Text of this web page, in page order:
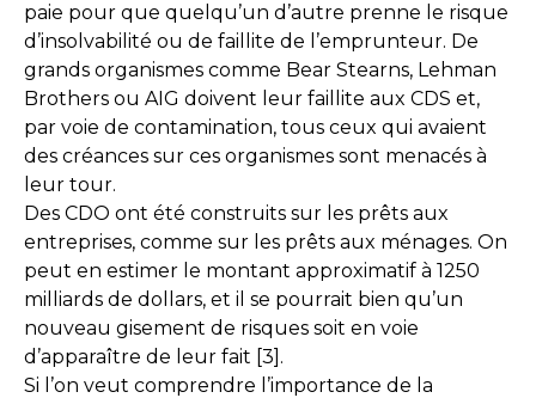
paie pour que quelqu’un d’autre prenne le risque
d’insolvabilité ou de faillite de l’emprunteur. De
grands organismes comme Bear Stearns, Lehman
Brothers ou AIG doivent leur faillite aux CDS et,
par voie de contamination, tous ceux qui avaient
des créances sur ces organismes sont menacés à
leur tour.
Des CDO ont été construits sur les prêts aux
entreprises, comme sur les prêts aux ménages. On
peut en estimer le montant approximatif à 1250
milliards de dollars, et il se pourrait bien qu’un
nouveau gisement de risques soit en voie
d’apparaître de leur fait [3].
Si l’on veut comprendre l’importance de la